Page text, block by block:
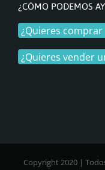
¿CÓMO PODEMOS
¿Quieres
¿Quieres vender
Copyright 2020 |